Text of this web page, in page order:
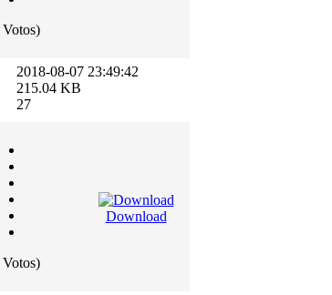
2018-08-07 23:49:42
215.04 KB
27
Download